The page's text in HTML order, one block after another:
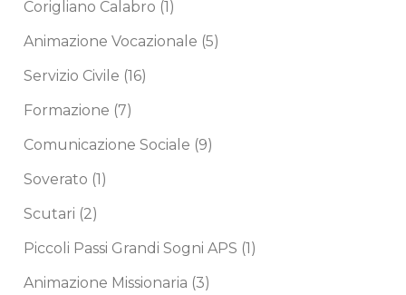
Corigliano Calabro (1)
Animazione Vocazionale (5)
Servizio Civile (16)
Formazione (7)
Comunicazione Sociale (9)
Soverato (1)
Scutari (2)
Piccoli Passi Grandi Sogni APS (1)
Animazione Missionaria (3)